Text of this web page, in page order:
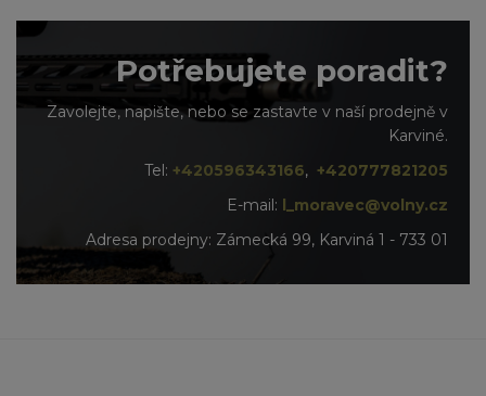
Potřebujete poradit?
Zavolejte, napište, nebo se zastavte v naší prodejně v
Karviné.
Tel: +420596343166, +420777821205
E-mail: l_moravec@volny.cz
Adresa prodejny: Zámecká 99, Karviná 1 - 733 01